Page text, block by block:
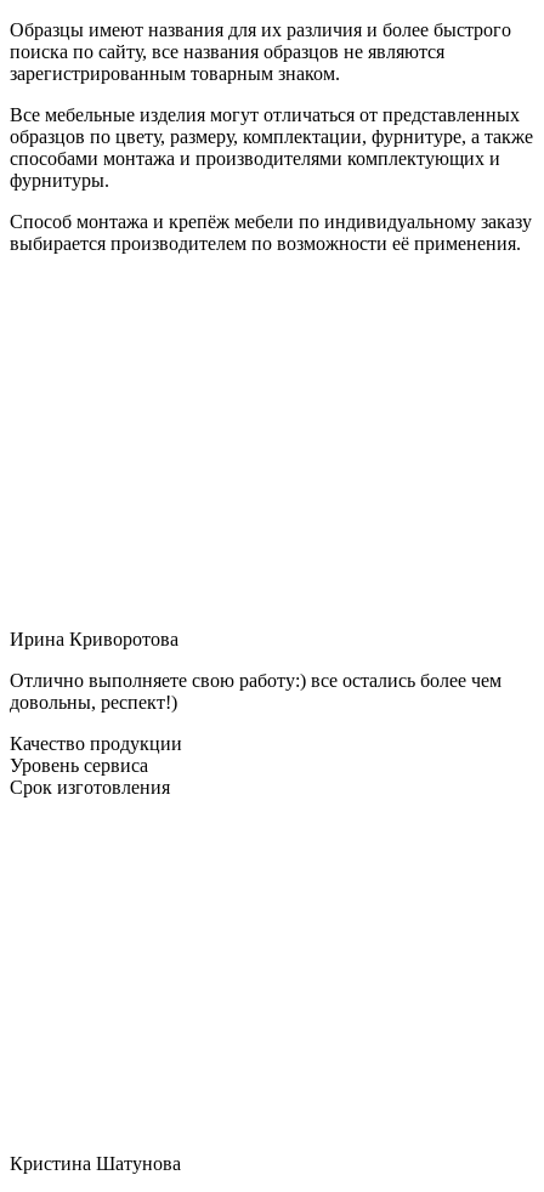
Образцы имеют названия для их различия и более быстрого
поиска по сайту, все названия образцов не являются
зарегистрированным товарным знаком.
Все мебельные изделия могут отличаться от представленных
образцов по цвету, размеру, комплектации, фурнитуре, а также
способами монтажа и производителями комплектующих и
фурнитуры.
Способ монтажа и крепёж мебели по индивидуальному заказу
выбирается производителем по возможности её применения.
Ирина Криворотова
Отлично выполняете свою работу:) все остались более чем
довольны, респект!)
Качество продукции
Уровень сервиса
Срок изготовления
Кристина Шатунова